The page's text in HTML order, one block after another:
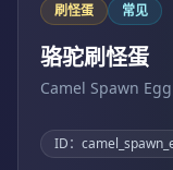
刷怪蛋 常见
骆驼刷怪蛋
Camel Spawn Egg
ID：